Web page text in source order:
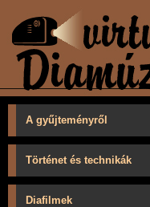
A gyűjteményről
Történet és technikák
Diafilmek